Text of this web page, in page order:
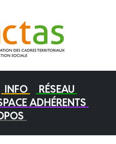
INFO
RÉSEAU
ADHÉRENTS